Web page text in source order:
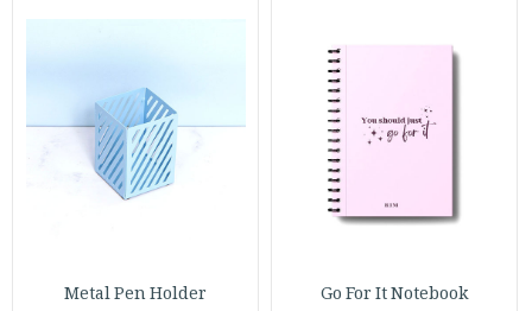
Go For It Notebook
Metal Pen Holder